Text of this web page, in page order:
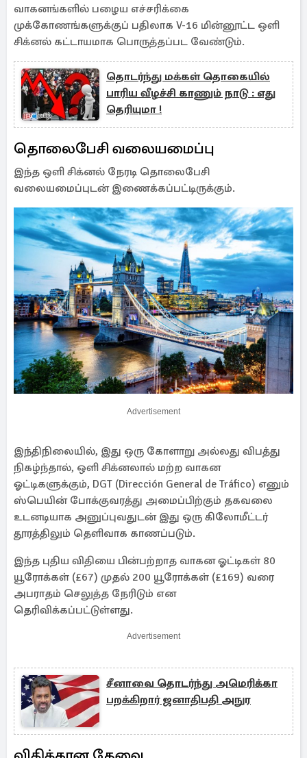
வாகனங்களில் பழைய எச்சரிக்கை
முக்கோணங்களுக்குப் பதிலாக V-16 மின்னூட்ட ஒளி
சிக்னல் கட்டாயமாக பொருத்தப்பட வேண்டும்.
தொடர்ந்து மக்கள் தொகையில்
பாரிய வீழச்சி காணும் நாடு : எது
தெரியுமா !
தொலைபேசி வலையமைப்பு
இந்த ஒளி சிக்னல் நேரடி தொலைபேசி
வலையமைப்புடன் இணைக்கப்பட்டிருக்கும்.
Advertisement
இந்திநிலையில், இது ஒரு கோளாறு அல்லது விபத்து
நிகழ்ந்தால், ஒளி சிக்னலால் மற்ற வாகன
ஓட்டிகளுக்கும், DGT (Dirección General de Tráfico) எனும்
ஸ்பெயின் போக்குவரத்து அமைப்பிற்கும் தகவலை
உடனடியாக அனுப்புவதுடன் இது ஒரு கிலோமீட்டர்
தூரத்திலும் தெளிவாக காணப்படும்.
இந்த புதிய விதியை பின்பற்றாத வாகன ஓட்டிகள் 80
யூரோக்கள் (£67) முதல் 200 யூரோக்கள் (£169) வரை
அபராதம் செலுத்த நேரிடும் என
தெரிவிக்கப்பட்டுள்ளது.
Advertisement
சீனாவை தொடர்ந்து அமெரிக்கா
பறக்கிறார் ஜனாதிபதி அநுர